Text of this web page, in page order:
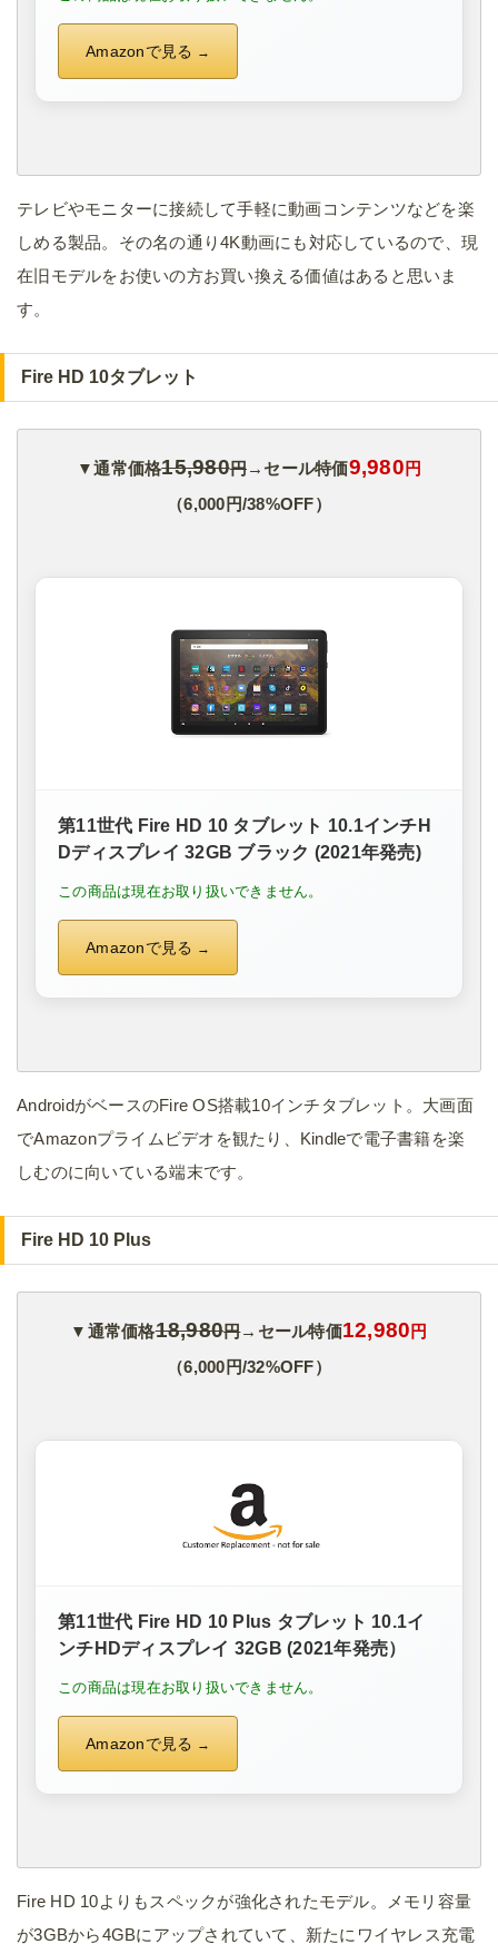
Amazonで見る
テレビやモニターに接続して手軽に動画コンテンツなどを楽
しめる製品。その名の通り4K動画にも対応しているので、現
在旧モデルをお使いの方お買い換える価値はあると思いま
す。
Fire HD 10タブレット
▼通常価格15,980円→セール特価9,980 円
（6,000円/38%OFF）
第11世代 Fire HD 10 タブレット 10.1インチH
Dディスプレイ 32GB ブラック (2021年発売)
この商品は現在お取り扱いできません。
Amazonで見る
AndroidがベースのFire OS搭載10インチタブレット。大画面
でAmazonプライムビデオを観たり、Kindleで電子書籍を楽
しむのに向いている端末です。
Fire HD 10 Plus
▼通常価格18,980円→セール特価12,980 円
（6,000円/32%OFF）
第11世代 Fire HD 10 Plus タブレット 10.1イ
ンチHDディスプレイ 32GB (2021年発売）
この商品は現在お取り扱いできません。
Amazonで見る
Fire HD 10よりもスペックが強化されたモデル。メモリ容量
が3GBから4GBにアップされていて、新たにワイヤレス充電